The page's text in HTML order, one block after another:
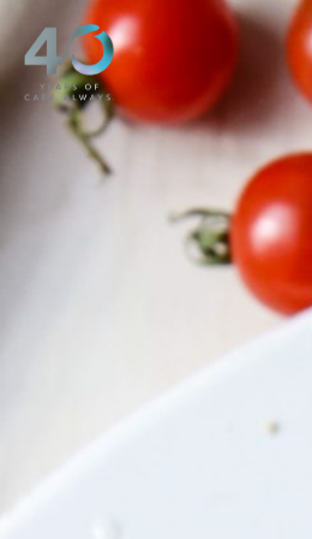
メインコンテンツへスキップ